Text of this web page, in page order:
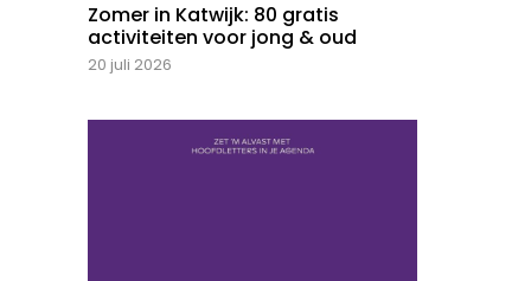
Zomer in Katwijk: 80 gratis
activiteiten voor jong & oud
20 juli 2026